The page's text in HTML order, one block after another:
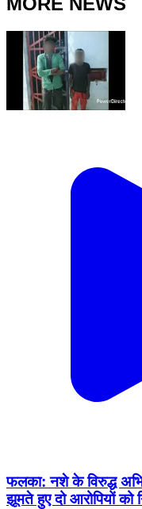
फलका: नशे के विरुद्ध
झूमते हुए दो आरोपियों को